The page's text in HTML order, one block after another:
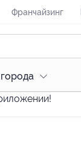
Франчайзинг